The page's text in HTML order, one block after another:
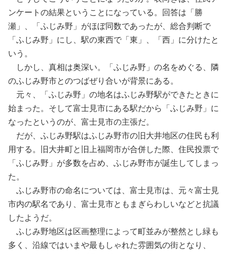
ンケートの結果ということになっている。回答は「勝
瀬」、「ふじみ野」がほぼ同数であったが、総合判断で
「ふじみ野」にし、駅の東西で「東」、「西」に分けたと
いう。
しかし、真相は奥深い。「ふじみ野」の名をめぐる、隣
のふじみ野市とのつばぜり合いが背景にある。
元々、「ふじみ野」の地名はふじみ野駅ができたときに
始まった。そして富士見市にある駅だから「ふじみ野」に
なったというのが、富士見市の主張だ。
だが、ふじみ野駅はふじみ野市の旧大井地区の住民も利
用する。旧大井町と旧上福岡市が合併した際、住民投票で
「ふじみ野」が多数を占め、ふじみ野市が誕生してしまっ
た。
ふじみ野市の命名については、富士見市は、元々富士見
市内の駅名であり、富士見市ともまぎらわしいなどと抗議
したようだ。
ふじみ野地区は区画整理によって町並みが整然とし緑も
多く、沿線ではいまや最もしゃれた雰囲気の街となり、